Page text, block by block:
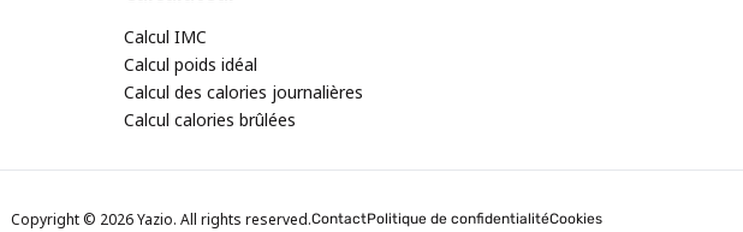
Calcul IMC
Calcul poids idéal
Calcul des calories journalières
Calcul calories brûlées
Copyright © 2026 Yazio. All rights reserved.ContactPolitique de confidentialitéCookies